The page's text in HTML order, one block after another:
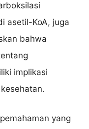
asetil-KoA, juga
bahwa
implikasi
yang